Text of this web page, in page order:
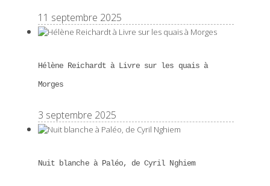
11 septembre 2025
Hélène Reichardt à Livre sur les quais à
Morges
3 septembre 2025
Nuit blanche à Paléo, de Cyril Nghiem